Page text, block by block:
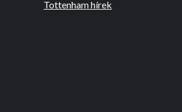
Tottenham hírek